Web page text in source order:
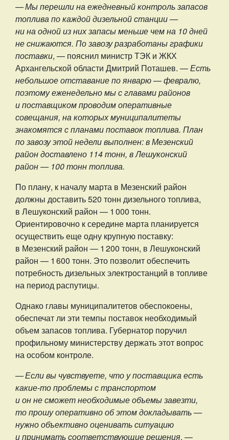
— Мы перешли на ежедневный контроль запасов
топлива по каждой дизельной станции —
ни на одной из них запасы меньше чем на 10 дней
не снижаются. По завозу разработаны графики
поставки, — пояснил министр ТЭК и ЖКХ
Архангельской области Дмитрий Поташев. —Есть
небольшое отставание по январю — февралю,
поэтому еженедельно мы с главами районов
и поставщиком проводим оперативные
совещания, на которых муниципалитеты
знакомятся с планами поставок топлива. План
по завозу этой недели выполнен: в Мезенский
район доставлено 114 тонн, в Лешуконский
район — 100 тонн топлива.
По плану, к началу марта в Мезенский район
должны доставить 520 тонн дизельного топлива,
в Лешуконский район — 1 000 тонн.
Ориентировочно к середине марта планируется
осуществить еще одну крупную поставку:
в Мезенский район — 1 200 тонн, в Лешуконский
район — 1 600 тонн. Это позволит обеспечить
потребность дизельных электростанций в топливе
на период распутицы.
Однако главы муниципалитетов обеспокоены,
обеспечат ли эти темпы поставок необходимый
объем запасов топлива. Губернатор поручил
профильному министерству держать этот вопрос
на особом контроле.
— Если вы чувствуете, что у поставщика есть
какие-то проблемы с транспортом
и он не сможет необходимые объемы завезти,
то прошу оперативно об этом докладывать —
нужно объективно оценивать ситуацию
и принимать соответствующие решения, —